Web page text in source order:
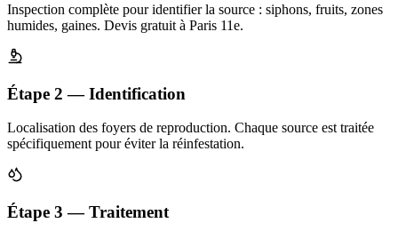
Inspection complète pour identifier la source : siphons, fruits, zones
humides, gaines. Devis gratuit à Paris 11e.
Étape 2 — Identification
Localisation des foyers de reproduction. Chaque source est traitée
spécifiquement pour éviter la réinfestation.
Étape 3 — Traitement